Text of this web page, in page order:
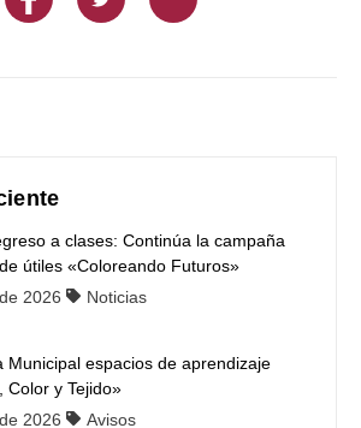
a clases: Continúa la campaña
útiles «Coloreando Futuros»
2026
Noticias
Municipal espacios de aprendizaje
Color y Tejido»
2026
Avisos